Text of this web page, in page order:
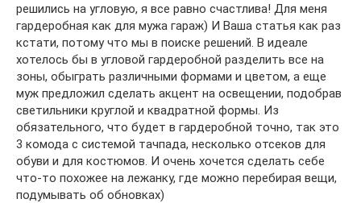
решились на угловую, я все равно счастлива! Для меня
гардеробная как для мужа гараж) И Ваша статья как раз
кстати, потому что мы в поиске решений. В идеале
хотелось бы в угловой гардеробной разделить все на
зоны, обыграть различными формами и цветом, а еще
муж предложил сделать акцент на освещении, подобрав
светильники круглой и квадратной формы. Из
обязательного, что будет в гардеробной точно, так это
3 комода с системой тачпада, несколько отсеков для
обуви и для костюмов. И очень хочется сделать себе
что-то похожее на лежанку, где можно перебирая вещи,
подумывать об обновках)